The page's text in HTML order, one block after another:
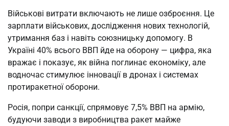
Військові витрати включають не лише озброєння. Це
зарплати військових, дослідження нових технологій,
утримання баз і навіть союзницьку допомогу. В
Україні 40% всього ВВП йде на оборону — цифра, яка
вражає і показує, як війна поглинає економіку, але
водночас стимулює інновації в дронах і системах
протиракетної оборони.
Росія, попри санкції, спрямовує 7,5% ВВП на армію,
будуючи заводи з виробництва ракет майже